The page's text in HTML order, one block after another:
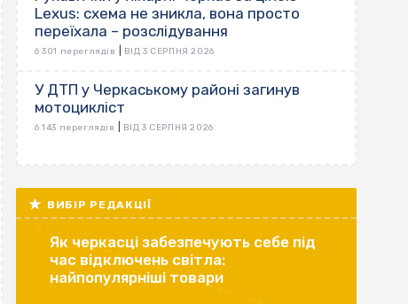
Lexus: схема не зникла, вона просто
переїхала – розслідування
6 301 переглядів ВІД 3 СЕРПНЯ 2026
У ДТП у Черкаському районі загинув
мотоцикліст
6 143 переглядів ВІД 3 СЕРПНЯ 2026
ВИБІР РЕДАКЦІЇ
Як черкасці забезпечують себе під
час відключень світла:
найпопулярніші товари